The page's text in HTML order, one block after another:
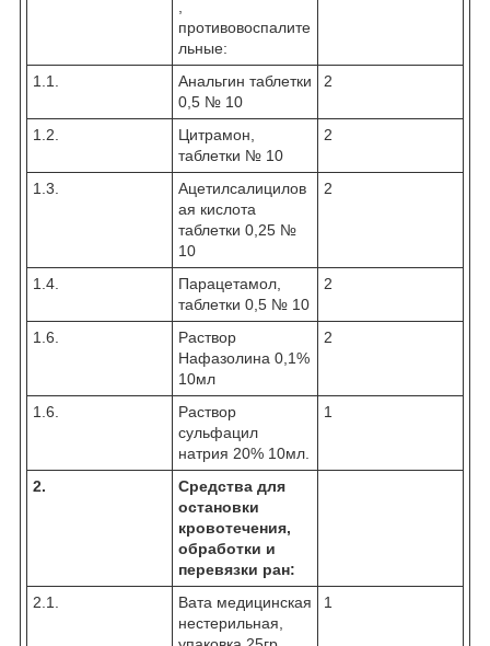
противовоспалите
льные:
1.1.
Анальгин таблетки
0,5 № 10
2
1.2.
Цитрамон,
таблетки № 10
2
1.3.
Ацетилсалицилов
ая кислота
таблетки 0,25 №
10
2
1.4.
Парацетамол,
таблетки 0,5 № 10
2
1.6.
Раствор
Нафазолина 0,1%
10мл
2
1.6.
Раствор
сульфацил
натрия 20% 10мл.
1
2.
Средства для
остановки
кровотечения,
обработки и
перевязки ран:
2.1.
Вата медицинская
нестерильная,
1